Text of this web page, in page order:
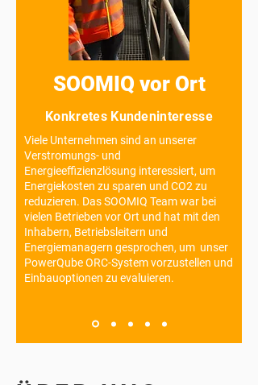
SOOMIQ vor Ort
Konkretes Kundeninteresse
Viele Unternehmen sind an unserer
Verstromungs- und
Energieeffizienzlösung interessiert, um
Energiekosten zu sparen und CO2 zu
reduzieren. Das SOOMIQ Team war bei
vielen Betrieben vor Ort und hat mit den
Inhabern, Betriebsleitern und
Energiemanagern gesprochen, um unser
PowerQube ORC-System vorzustellen und
Einbauoptionen zu evaluieren.